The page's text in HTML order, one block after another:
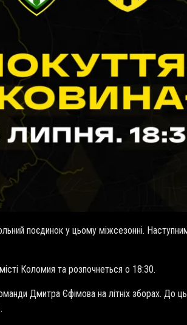
поєдинок у цьому міжсезонні.
Коломия та розпочнеться о 18:30.
Дмитра Єфімова на літніх зборах. До